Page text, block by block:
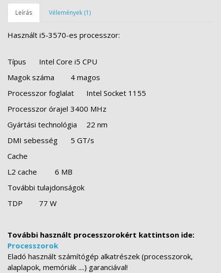
Leírás Vélemények (1)
Használt i5-3570-es processzor:
Típus
Intel Core i5 CPU
Magok száma
4 magos
Processzor foglalat
Intel Socket 1155
Processzor órajel 3400 MHz
Gyártási technológia
22 nm
DMI sebesség
5 GT/s
Cache
L2 cache
6 MB
További tulajdonságok
TDP
77 W
További használt processzorokért kattintson ide:
Processzorok
Eladó használt számítógép alkatrészek (processzorok,
alaplapok, memóriák ....) garanciával!